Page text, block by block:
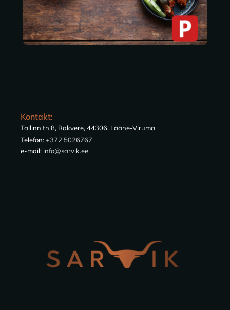
Kontakt:
Tallinn tn 8, Rakvere, 44306, Lääne-Viruma
Telefon:+372 5026767
e-mail: info@sarvik.ee